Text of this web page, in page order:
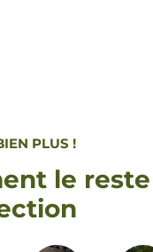
PLUS !
le reste